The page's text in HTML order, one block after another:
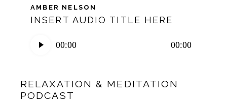
AMBER NELSON
INSERT AUDIO TITLE HERE
00:00 00:00
RELAXATION & MEDITATION
PODCAST